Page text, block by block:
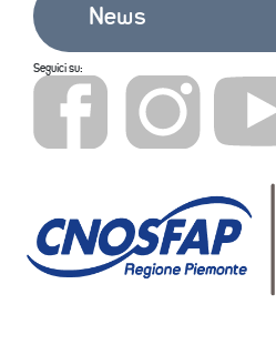
News
Seguici su: